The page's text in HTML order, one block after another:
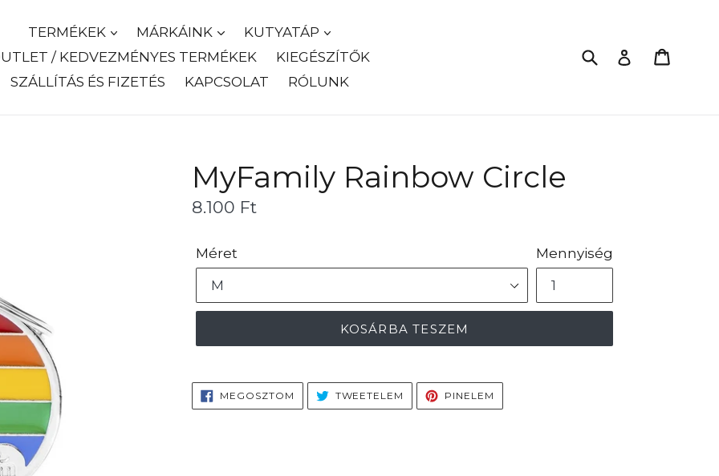
TERMÉKEK MÁRKÁINK
KUTYATÁP
/ KEDVEZMÉNYES TERMÉKEK
KIEGÉSZÍTŐK
SZÁLLÍTÁS ÉS FIZETÉS
KAPCSOLAT RÓLUNK
Küldés
MyFamily Rainbow Circle
Ár
8.100 Ft
Méret Mennyiség
KOSÁRBA TESZEM
MEGOSZTOM MEGOSZTÁS
FACEBOOKON
TWEETELEM TWEETELÉS
TWITTEREN
PINELEM